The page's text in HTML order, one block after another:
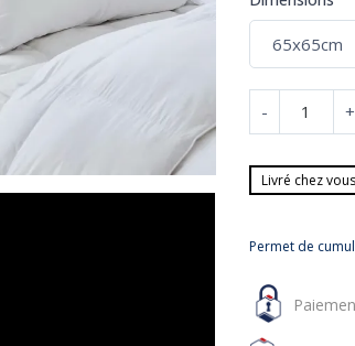
- +
Livré chez
Permet de